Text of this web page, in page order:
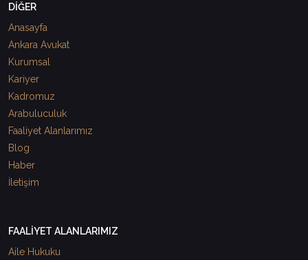
DİĞER
Anasayfa
Ankara Avukat
Kurumsal
Kariyer
Kadromuz
Arabuluculuk
Faaliyet Alanlarımız
Blog
Haber
İletişim
FAALİYET ALANLARIMIZ
Aile Hukuku